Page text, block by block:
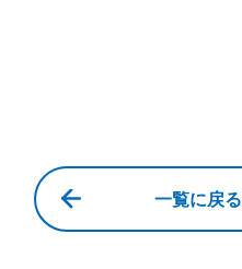
一覧に戻る